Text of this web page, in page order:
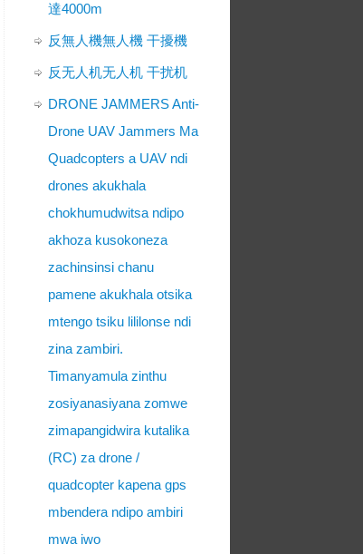
達4000m
反無人機無人機 干擾機
反无人机无人机 干扰机
DRONE JAMMERS Anti-
Drone UAV Jammers Ma
Quadcopters a UAV ndi
drones akukhala
chokhumudwitsa ndipo
akhoza kusokoneza
zachinsinsi chanu
pamene akukhala otsika
mtengo tsiku lililonse ndi
zina zambiri.
Timanyamula zinthu
zosiyanasiyana zomwe
zimapangidwira kutalika
(RC) za drone /
quadcopter kapena gps
mbendera ndipo ambiri
mwa iwo